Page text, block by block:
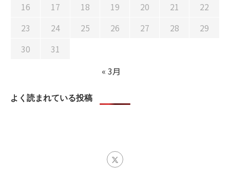
16
17 18 19 20 21
22
23
24 25 26 27 28
29
30
31
« 3月
よく読まれている投稿